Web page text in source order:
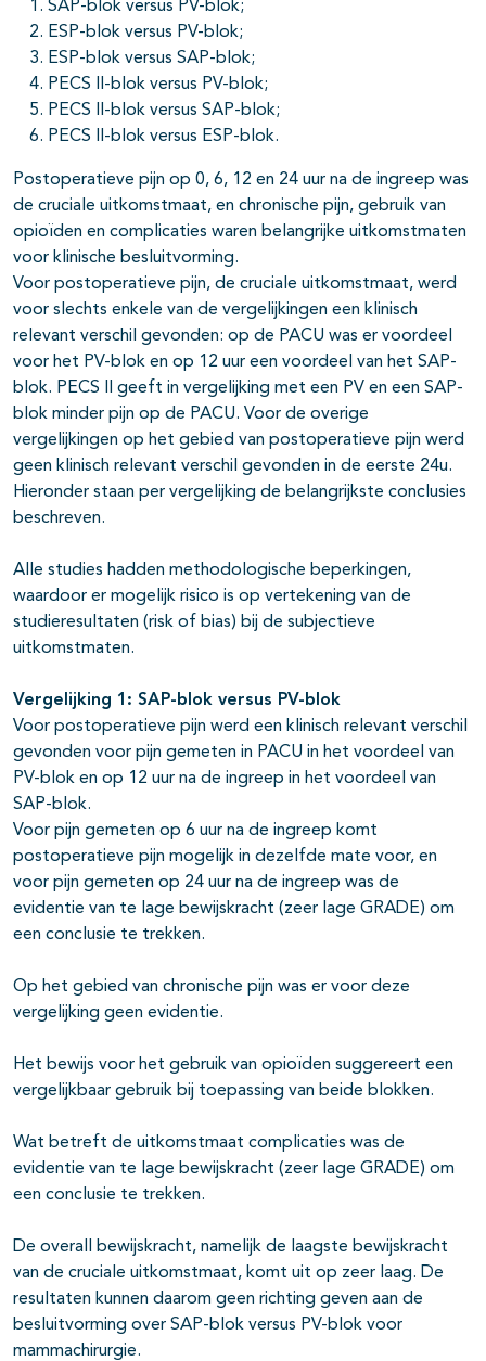
SAP-blok versus PV-blok;
ESP-blok versus PV-blok;
ESP-blok versus SAP-blok;
PECS II-blok versus PV-blok;
PECS II-blok versus SAP-blok;
PECS II-blok versus ESP-blok.
Postoperatieve pijn op 0, 6, 12 en 24 uur na de ingreep was
de cruciale uitkomstmaat, en chronische pijn, gebruik van
opioïden en complicaties waren belangrijke uitkomstmaten
voor klinische besluitvorming.
Voor postoperatieve pijn, de cruciale uitkomstmaat, werd
voor slechts enkele van de vergelijkingen een klinisch
relevant verschil gevonden: op de PACU was er voordeel
voor het PV-blok en op 12 uur een voordeel van het SAP-
blok. PECS II geeft in vergelijking met een PV en een SAP-
blok minder pijn op de PACU. Voor de overige
vergelijkingen op het gebied van postoperatieve pijn werd
geen klinisch relevant verschil gevonden in de eerste 24u.
Hieronder staan per vergelijking de belangrijkste conclusies
beschreven.
Alle studies hadden methodologische beperkingen,
waardoor er mogelijk risico is op vertekening van de
studieresultaten (risk of bias) bij de subjectieve
uitkomstmaten.
Vergelijking 1: SAP-blok versus PV-blok
Voor postoperatieve pijn werd een klinisch relevant verschil
gevonden voor pijn gemeten in PACU in het voordeel van
PV-blok en op 12 uur na de ingreep in het voordeel van
SAP-blok.
Voor pijn gemeten op 6 uur na de ingreep komt
postoperatieve pijn mogelijk in dezelfde mate voor, en
voor pijn gemeten op 24 uur na de ingreep was de
evidentie van te lage bewijskracht (zeer lage GRADE) om
een conclusie te trekken.
Op het gebied van chronische pijn was er voor deze
vergelijking geen evidentie.
Het bewijs voor het gebruik van opioïden suggereert een
vergelijkbaar gebruik bij toepassing van beide blokken.
Wat betreft de uitkomstmaat complicaties was de
evidentie van te lage bewijskracht (zeer lage GRADE) om
een conclusie te trekken.
De overall bewijskracht, namelijk de laagste bewijskracht
van de cruciale uitkomstmaat, komt uit op zeer laag. De
resultaten kunnen daarom geen richting geven aan de
besluitvorming over SAP-blok versus PV-blok voor
mammachirurgie.